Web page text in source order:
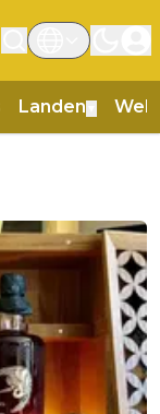
Landen